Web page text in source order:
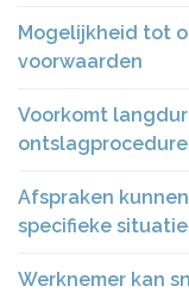
Mogelijkheid tot
voorwaarden
Voorkomt
Afspraken
specifieke
Werknemer kan